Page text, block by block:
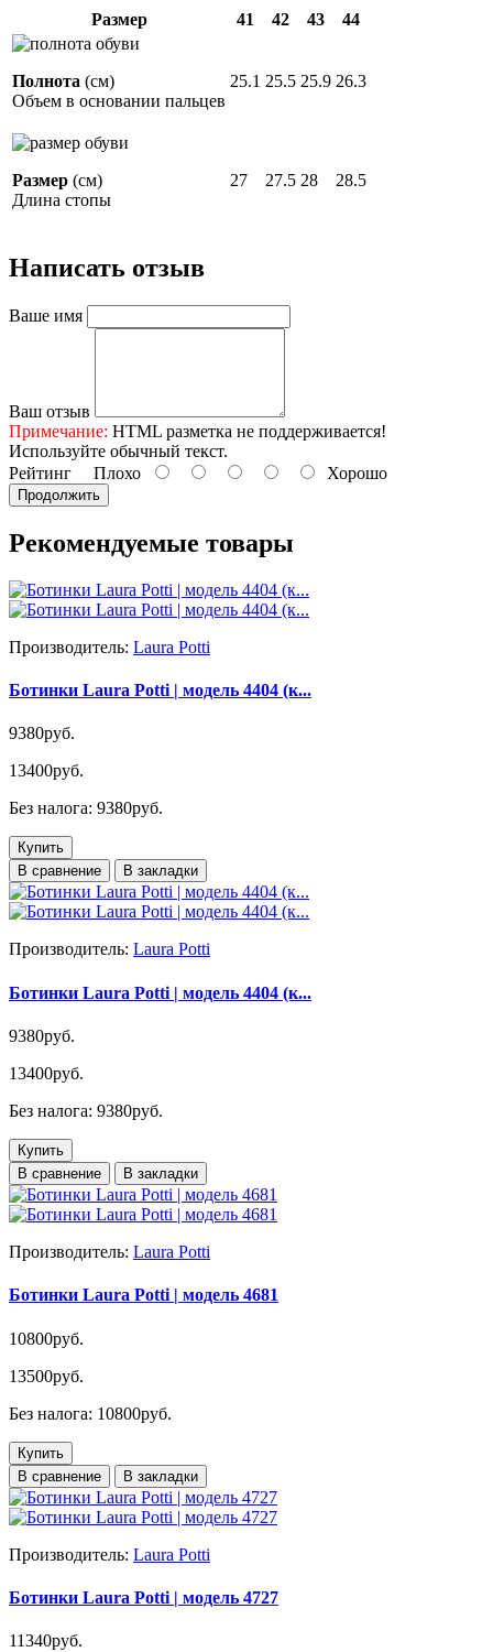
Размер 41 42 43 44
Полнота (см)
Объем в основании пальцев
25.1 25.5 25.9 26.3
Размер (см)
Длина стопы
27 27.5 28 28.5
Написать отзыв
Ваше имя
Ваш отзыв
Примечание: HTML разметка не поддерживается!
Используйте обычный текст.
Рейтинг Плохо Хорошо
Продолжить
Рекомендуемые товары
Производитель: Laura Potti
Ботинки Laura Potti | модель 4404 (к...
9380руб.
13400руб.
Без налога: 9380руб.
Купить
В сравнение
В закладки
Производитель: Laura Potti
Ботинки Laura Potti | модель 4404 (к...
9380руб.
13400руб.
Без налога: 9380руб.
Купить
В сравнение
В закладки
Производитель: Laura Potti
Ботинки Laura Potti | модель 4681
10800руб.
13500руб.
Без налога: 10800руб.
Купить
В сравнение
В закладки
Производитель: Laura Potti
Ботинки Laura Potti | модель 4727
11340руб.